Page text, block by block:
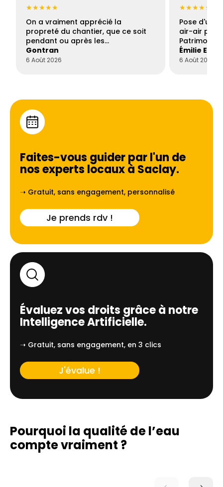
★★★★★
On a vraiment apprécié la
propreté du chantier, que ce soit
pendant ou après les…
Gontran
6 Août 2026
★★★★★
Pose d'une
air-air par
Patrimoine
Émilie
6 Août 2026
Faites-vous guider par l'un de
nos experts locaux à Saclay.
➝ Gratuit, sans engagement, personnalisé
Je prends rdv !
Évaluez vos droits grâce à notre
Intelligence Artificielle.
➝ Gratuit, sans engagement, en 3 clics
J'évalue !
Pourquoi la qualité de l’eau
compte vraiment ?